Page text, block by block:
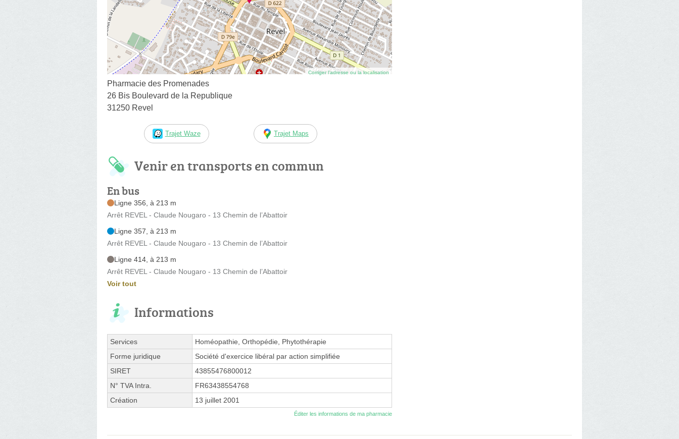
Corriger l’adresse ou la localisation
Pharmacie des Promenades
26 Bis Boulevard de la Republique
31250 Revel
Trajet Waze Trajet Maps
Venir en transports en commun
En bus
Ligne 356, à 213 m
Arrêt REVEL - Claude Nougaro - 13 Chemin de l’Abattoir
Ligne 357, à 213 m
Arrêt REVEL - Claude Nougaro - 13 Chemin de l’Abattoir
Ligne 414, à 213 m
Arrêt REVEL - Claude Nougaro - 13 Chemin de l’Abattoir
Voir tout
Informations
Services
Homéopathie, Orthopédie, Phytothérapie
Forme juridique
Société d'exercice libéral par action simplifiée
SIRET
43855476800012
N° TVA Intra.
FR63438554768
Création
13 juillet 2001
Éditer les informations de ma pharmacie